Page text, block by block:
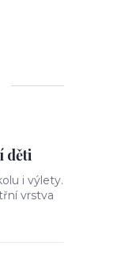
děti
i výlety.
vrstva